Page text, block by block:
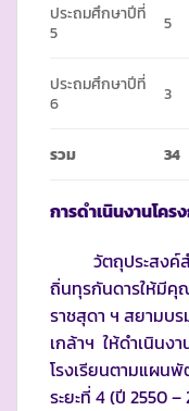
ประถมศึกษาปีที่
5
5
ประถมศึกษาปีที่
6
3
รวม 34
การดำเนินงานโคร
วัตถุประสงค์สำ
ถิ่นทุรกันดารให้มีคุ
ราชสุดา ฯ สยามบ
เกล้าฯ ให้ดำเนินง
โรงเรียนตามแผน
ระยะที่ 4 (ปี 2550